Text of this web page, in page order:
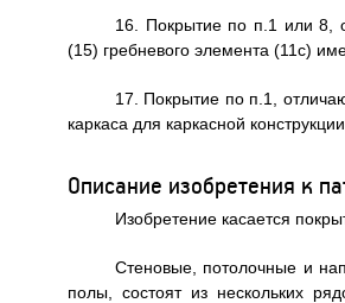
16. Покрытие по п.1 или 8,
(15) гребневого элемента (11c)
17. Покрытие по п.1,
каркаса для каркасной конструкции.
Описание изобретения к
Изобретение касается
Стеновые, потолочные и
полы, состоят из нескольких